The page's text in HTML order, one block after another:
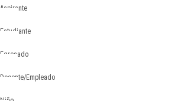
Aspirante
Estudiante
Egresado
Docente/Empleado